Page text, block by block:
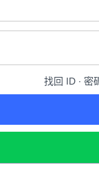
找回 ID ∙ 密